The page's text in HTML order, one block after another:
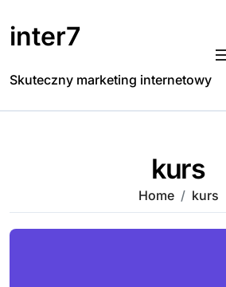
to
content
inter7
Skuteczny marketing internetowy
kurs
Home kurs